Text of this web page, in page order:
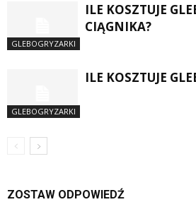
GLEBOGRYZARKI
ILE KOSZTUJE
CIĄGNIKA?
GLEBOGRYZARKI
ILE KOSZTUJE
ZOSTAW ODPOWIEDŹ